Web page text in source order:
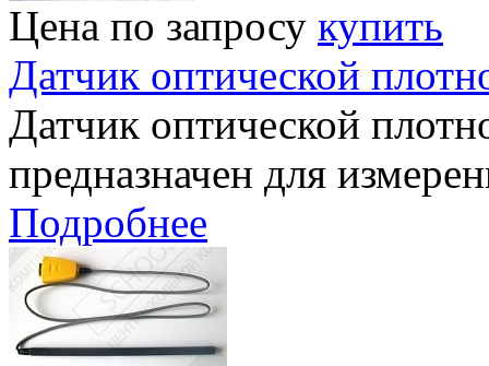
Цена по запросу купить
Датчик оптической
Датчик оптической
предназначен для
Подробнее